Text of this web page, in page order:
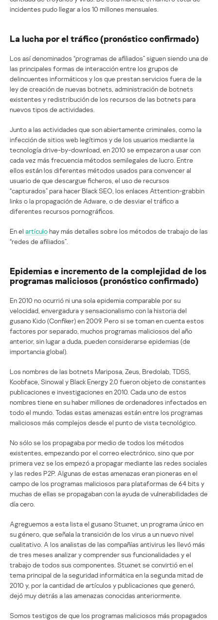
incidentes pudo llegar a los 10 millones mensuales.
La lucha por el tráfico (pronóstico confirmado)
Los así denominados “programas de afiliados” siguen siendo una de
las principales formas de interacción entre los grupos de
delincuentes informáticos y los que prestan servicios fuera de la
ley de creación de nuevas botnets, administración de botnets
existentes y redistribución de los recursos de las botnets para
nuevos tipos de actividades.
Junto a las actividades que son abiertamente criminales, como la
infección de sitios web legítimos y de los usuarios mediante la
tecnología drive-by-download, en 2010 se empezaron a usar con
cada vez más frecuencia métodos semilegales de lucro. Entre
ellos están los diferentes métodos usados para convencer al
usuario de que descargue ficheros, el uso de recursos
“capturados” para hacer Black SEO, los enlaces Attention-grabbin
links o la propagación de Adware, o de desviar el tráfico a
diferentes recursos pornográficos.
En el artículohay más detalles sobre los métodos de trabajo de las
“redes de afiliados”.
Epidemias e incremento de la complejidad de los
programas maliciosos (pronóstico confirmado)
En 2010 no ocurrió ni una sola epidemia comparable por su
velocidad, envergadura y sensacionalismo con la historia del
gusano Kido (Confiker) en 2009. Pero si se toman en cuenta estos
factores por separado, muchos programas maliciosos del año
anterior, sin lugar a duda, pueden considerarse epidemias (de
importancia global).
Los nombres de las botnets Mariposa, Zeus, Bredolab, TDSS,
Koobface, Sinowal y Black Energy 2.0 fueron objeto de constantes
publicaciones e investigaciones en 2010. Cada uno de estos
nombres tiene en su haber millones de ordenadores infectados en
todo el mundo. Todas estas amenazas están entre los programas
maliciosos más complejos desde el punto de vista tecnológico.
No sólo se los propagaba por medio de todos los métodos
existentes, empezando por el correo electrónico, sino que por
primera vez se los empezó a propagar mediante las redes sociales
y las redes P2P. Algunas de estas amenazas eran pioneras en el
campo de los programas maliciosos para plataformas de 64 bits y
muchas de ellas se propagaban con la ayuda de vulnerabilidades de
día cero.
Agreguemos a esta lista el gusano Stuxnet, un programa único en
su género, que señala la transición de los virus a un nuevo nivel
cualitativo. A los analistas de las compañías antivirus les llevó más
de tres meses analizar y comprender sus funcionalidades y el
trabajo de todos sus componentes. Stuxnet se convirtió en el
tema principal de la seguridad informática en la segunda mitad de
2010 y, por la cantidad de artículos y publicaciones que generó,
dejó muy detrás a las amenazas conocidas anteriormente.
Somos testigos de que los programas maliciosos más propagados